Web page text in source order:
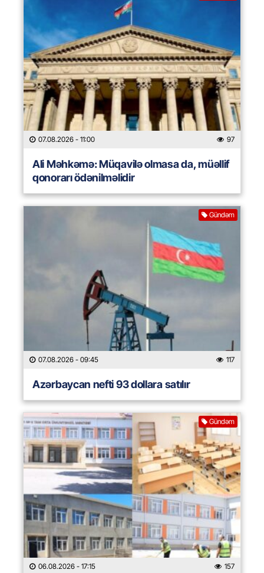
07.08.2026 - 11:00 97
Ali Məhkəmə: Müqavilə olmasa da, müəllif
qonorarı ödənilməlidir
Gündəm
07.08.2026 - 09:45 117
Azərbaycan nefti 93 dollara satılır
Gündəm
06.08.2026 - 17:15 157